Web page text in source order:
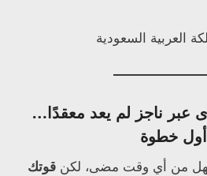
العربية السعودية
عبر ناجز لم يعد معقدًا…
أول خطوة
من أي وقت مضى، لكن قوتك